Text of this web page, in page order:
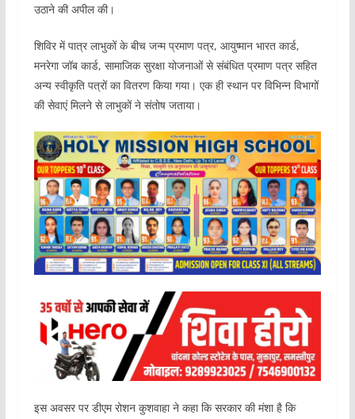
उठाने की अपील की।
शिविर में पात्र लाभुकों के बीच जन्म प्रमाण पत्र, आयुष्मान भारत कार्ड,
मनरेगा जॉब कार्ड, सामाजिक सुरक्षा योजनाओं से संबंधित प्रमाण पत्र सहित
अन्य स्वीकृति पत्रों का वितरण किया गया। एक ही स्थान पर विभिन्न विभागों
की सेवाएं मिलने से लाभुकों ने संतोष जताया।
इस अवसर पर डीएम रोशन कुशवाहा ने कहा कि सरकार की मंशा है कि